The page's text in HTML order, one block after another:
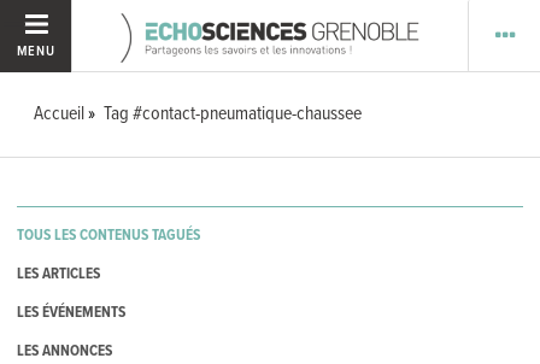
MENU
Accueil Tag #contact-pneumatique-chaussee
TOUS LES CONTENUS TAGUÉS
LES ARTICLES
LES ÉVÉNEMENTS
LES ANNONCES